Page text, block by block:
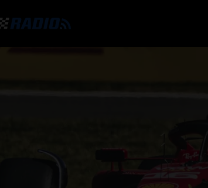
GRAND PRIX
F1 KWALIFICATIES